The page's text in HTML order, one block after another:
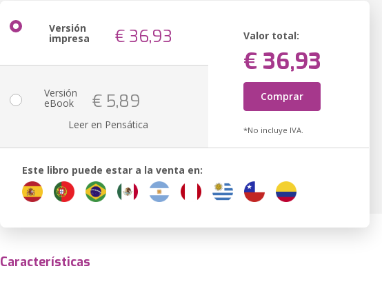
Versión
impresa € 36,93 Valor total:
€ 36,93
Comprar
*No incluye IVA.
Versión
eBook € 5,89
Leer en Pensática
Este libro puede estar a la venta en:
Características